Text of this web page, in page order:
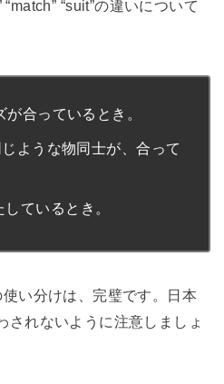
“suit”の違いについて
が合っているとき。
じような物同士が、合って
しているとき。
い分けは、完璧です。日本
されないように注意しましょ